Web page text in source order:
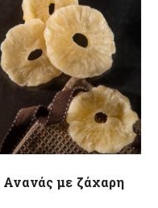
Ανανάς με ζάχαρη